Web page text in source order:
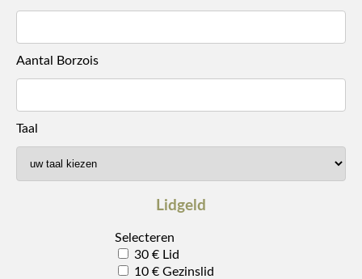
Aantal Borzois
Taal
Lidgeld
Selecteren
30 € Lid
10 € Gezinslid